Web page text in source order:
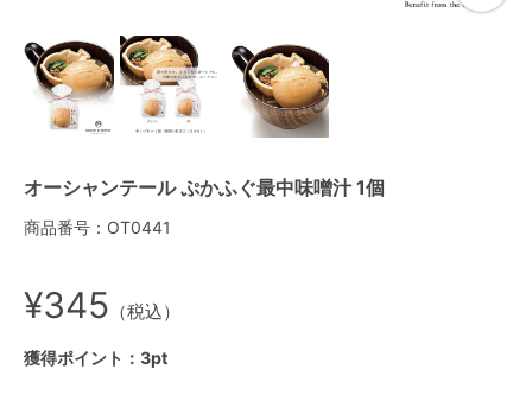
オーシャンテール ぷかふぐ最中味噌汁 1個
商品番号：OT0441
¥345 （税込）
獲得ポイント：3pt